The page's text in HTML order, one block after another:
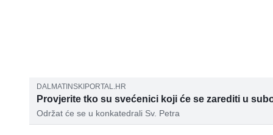
DALMATINSKIPORTAL.HR
Provjerite tko su svećenici koji će se zarediti u
Održat će se u konkatedrali Sv. Petra